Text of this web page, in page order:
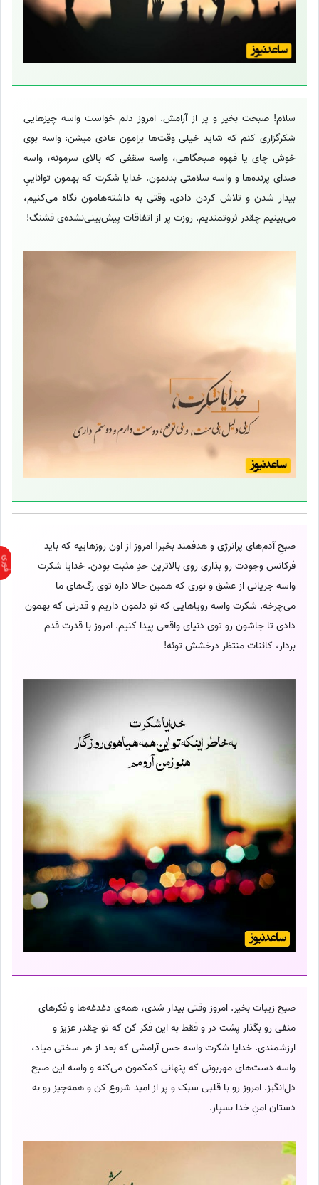
سلام! صبحت بخیر و پر از آرامش. امروز دلم خواست واسه چیزهایی
شکرگزاری کنم که شاید خیلی وقت‌ها برامون عادی میشن: واسه بوی
خوش چای یا قهوه صبحگاهی، واسه سقفی که بالای سرمونه، واسه
صدای پرنده‌ها و واسه سلامتی بدنمون. خدایا شکرت که بهمون تواناییِ
بیدار شدن و تلاش کردن دادی. وقتی به داشته‌هامون نگاه می‌کنیم،
می‌بینیم چقدر ثروتمندیم. روزت پر از اتفاقات پیش‌بینی‌نشده‌ی قشنگ!
صبحِ آدم‌های پرانرژی و هدفمند بخیر! امروز از اون روزهاییه که باید
فرکانس وجودت رو بذاری روی بالاترین حدِ مثبت بودن. خدایا شکرت
واسه جریانی از عشق و نوری که همین حالا داره توی رگ‌های ما
می‌چرخه. شکرت واسه رویاهایی که تو دلمون داریم و قدرتی که بهمون
دادی تا جاشون رو توی دنیای واقعی پیدا کنیم. امروز با قدرت قدم
بردار، کائنات منتظر درخشش توئه!
صبح زیبات بخیر. امروز وقتی بیدار شدی، همه‌ی دغدغه‌ها و فکرهای
منفی رو بگذار پشت در و فقط به این فکر کن که تو چقدر عزیز و
ارزشمندی. خدایا شکرت واسه حس آرامشی که بعد از هر سختی میاد،
واسه دست‌های مهربونی که پنهانی کمکمون می‌کنه و واسه این صبح
دل‌انگیز. امروز رو با قلبی سبک و پر از امید شروع کن و همه‌چیز رو به
دستان امنِ خدا بسپار.